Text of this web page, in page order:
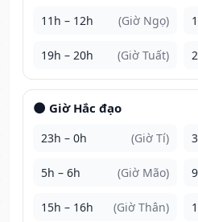
11h – 12h (Giờ Ngọ)
19h – 20h (Giờ Tuất)
🌑 Giờ Hắc đạo
23h – 0h (Giờ Tí)
5h – 6h (Giờ Mão)
15h – 16h (Giờ Thân)